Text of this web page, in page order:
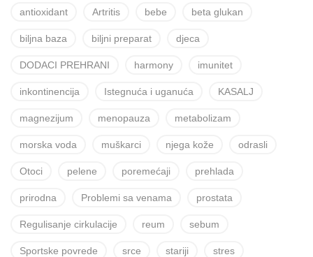
antioxidant Artritis bebe beta glukan
biljna baza biljni preparat djeca
DODACI PREHRANI harmony imunitet
inkontinencija Istegnuća i uganuća KASALJ
magnezijum menopauza metabolizam
morska voda muškarci njega kože odrasli
Otoci pelene poremećaji prehlada
prirodna Problemi sa venama prostata
Regulisanje cirkulacije reum sebum
Sportske povrede srce stariji stres